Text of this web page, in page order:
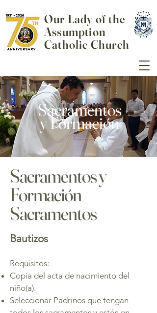
Our Lady of the
Assumption
Catholic Church
Sacramentos
y Formación
Sacramentos y
Formación
Sacramentos
Bautizos
Requisitos:
Copia del acta de nacimiento del
niño(a).
Seleccionar Padrinos que tengan